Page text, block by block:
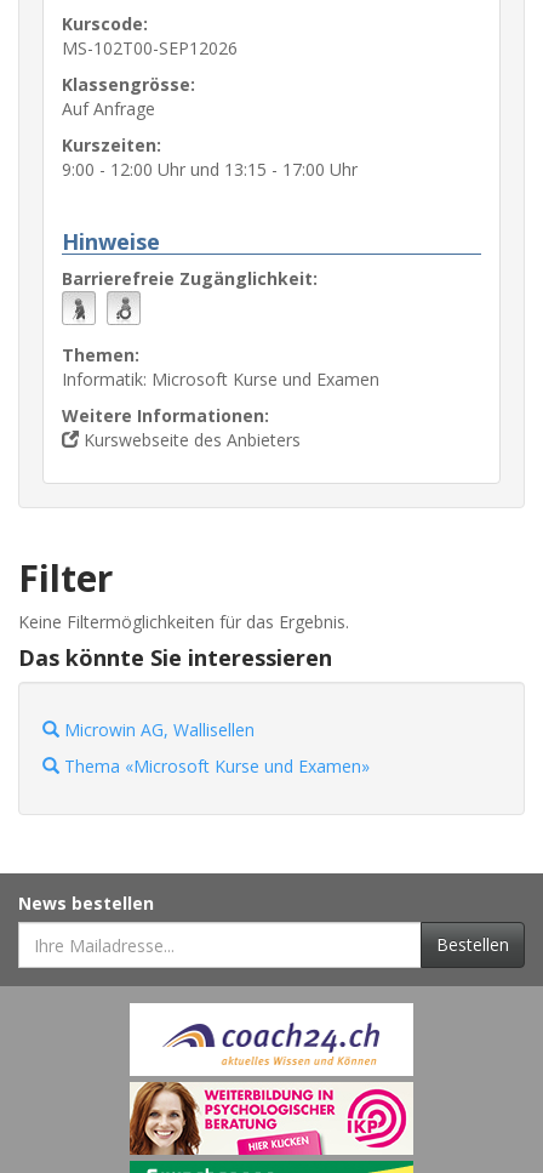
Kurscode:
MS-102T00-SEP12026
Klassengrösse:
Auf Anfrage
Kurszeiten:
9:00 - 12:00 Uhr und 13:15 - 17:00 Uhr
Hinweise
Barrierefreie Zugänglichkeit:
Themen:
Informatik: Microsoft Kurse und Examen
Weitere Informationen:
Kurswebseite des Anbieters
Filter
Keine Filtermöglichkeiten für das Ergebnis.
Das könnte Sie interessieren
Microwin AG, Wallisellen
Thema «Microsoft Kurse und Examen»
News bestellen
Bestellen